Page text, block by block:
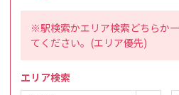
※駅検索かエリア検索どちらか
てください。(エリア優先)
エリア検索